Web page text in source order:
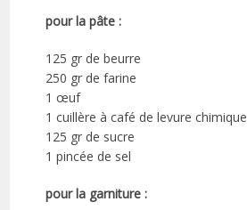
pour la pâte :
125 gr de beurre
250 gr de farine
1 œuf
1 cuillère à café de levure chimique
125 gr de sucre
1 pincée de sel
pour la garniture :